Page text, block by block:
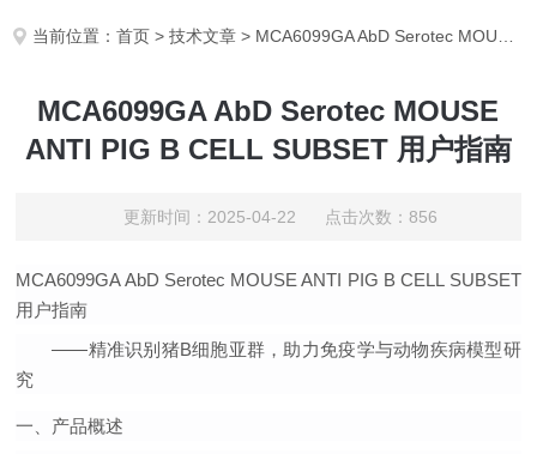
当前位置：首页 >技术文章 > MCA6099GA AbD Serotec MOUSE ANTI PIG B CELL SUBSET 用户指南
MCA6099GA AbD Serotec MOUSE
ANTI PIG B CELL SUBSET 用户指南
更新时间：2025-04-22 点击次数：856
MCA6099GA AbD Serotec MOUSE ANTI PIG B CELL SUBSET
用户指南
——精准识别猪B细胞亚群，助力免疫学与动物疾病模型研
究
一、产品概述